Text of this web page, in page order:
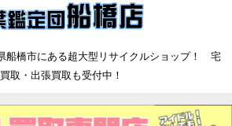
船橋市にある超大型リサイクルショップ！ 宅
取・出張買取も受付中！